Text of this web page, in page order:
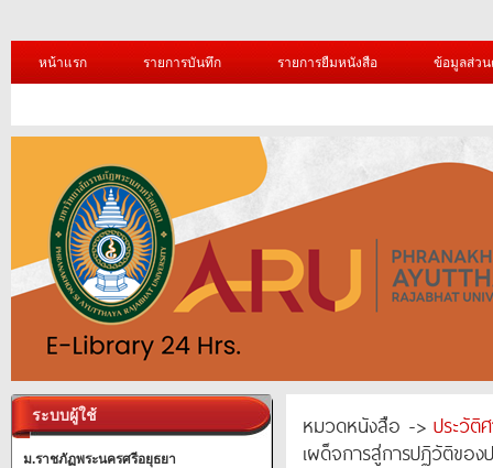
หน้าแรก รายการบันทึก รายการยืมหนังสือ ข้อมูลส่ว
ระบบผู้ใช้
ม.ราชภัฏพระนครศรีอยุธยา
หมวดหนังสือ -> ประวัติ
เผด็จการสู่การปฏิวัติของ